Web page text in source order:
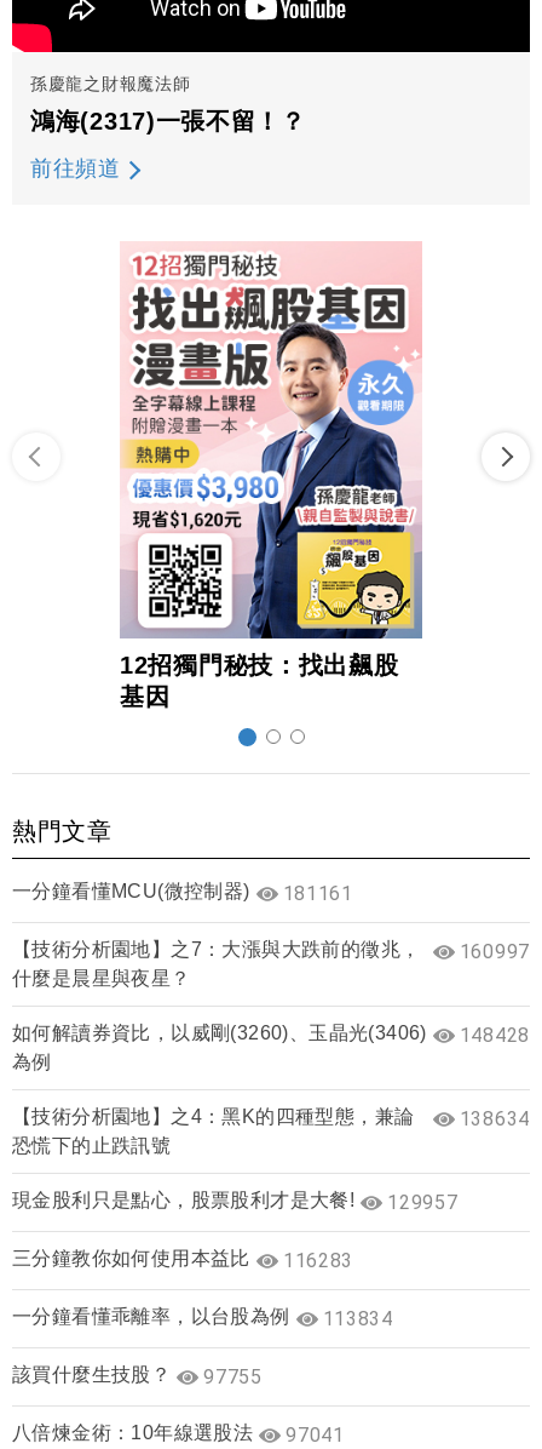
孫慶龍之財報魔法師
鴻海(2317)一張不留！？
前往頻道
12招獨門秘技：找出飆股
基因
熱門文章
一分鐘看懂MCU(微控制器) 181161
【技術分析園地】之7：大漲與大跌前的徵兆，
什麼是晨星與夜星？
160997
如何解讀券資比，以威剛(3260)、玉晶光(3406)
為例
148428
【技術分析園地】之4：黑K的四種型態，兼論
恐慌下的止跌訊號
138634
現金股利只是點心，股票股利才是大餐! 129957
三分鐘教你如何使用本益比 116283
一分鐘看懂乖離率，以台股為例 113834
該買什麼生技股？ 97755
八倍煉金術：10年線選股法 97041